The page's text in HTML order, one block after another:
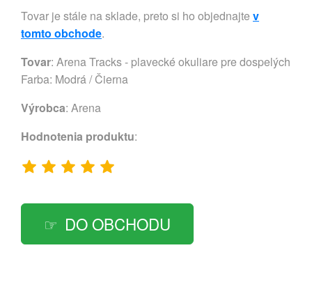
Tovar je stále na sklade, preto si ho objednajte v
tomto obchode.
Tovar: Arena Tracks - plavecké okuliare pre dospelých
Farba: Modrá / Čierna
Výrobca: Arena
Hodnotenia produktu:
DO OBCHODU